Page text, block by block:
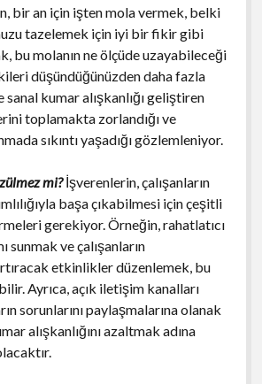
bir an için işten mola vermek, belki
tazelemek için iyi bir fikir gibi
bu molanın ne ölçüde uzayabileceği
düşündüğünüzden daha fazla
kumar alışkanlığı geliştiren
toplamakta zorlandığı ve
sıkıntı yaşadığı gözlemleniyor.
mi?İşverenlerin, çalışanların
başa çıkabilmesi için çeşitli
gerekiyor. Örneğin, rahatlatıcı
sunmak ve çalışanların
etkinlikler düzenlemek, bu
Ayrıca, açık iletişim kanalları
sorunlarını paylaşmalarına olanak
alışkanlığını azaltmak adına